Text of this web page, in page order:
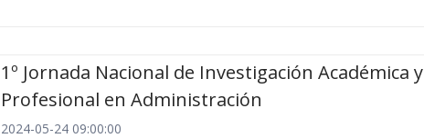
1º Jornada Nacional de Investigación Académica y
Profesional en Administración
2024-05-24 09:00:00